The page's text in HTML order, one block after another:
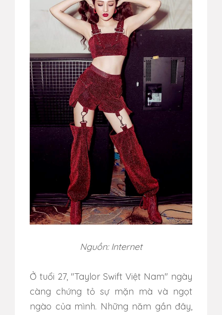
Nguồn: Internet
Ở tuổi 27, "Taylor Swift Việt Nam" ngày
càng chứng tỏ sự mặn mà và ngọt
ngào của mình. Những năm gần đây,